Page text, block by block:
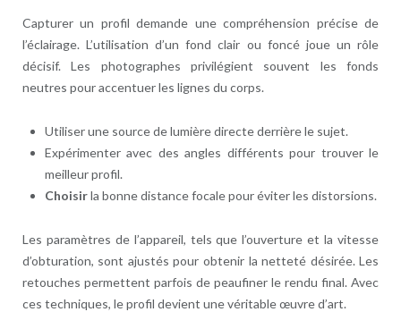
Capturer un profil demande une compréhension précise de
l’éclairage. L’utilisation d’un fond clair ou foncé joue un rôle
décisif. Les photographes privilégient souvent les fonds
neutres pour accentuer les lignes du corps.
Utiliser une source de lumière directe derrière le sujet.
Expérimenter avec des angles différents pour trouver le
meilleur profil.
Choisirla bonne distance focale pour éviter les distorsions.
Les paramètres de l’appareil, tels que l’ouverture et la vitesse
d’obturation, sont ajustés pour obtenir la netteté désirée. Les
retouches permettent parfois de peaufiner le rendu final. Avec
ces techniques, le profil devient une véritable œuvre d’art.